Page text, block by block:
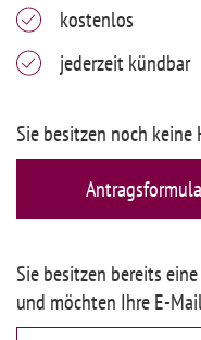
kostenlos
jederzeit kündbar
Sie besitzen noch keine
Sie besitzen bereits
und möchten Ihre E-